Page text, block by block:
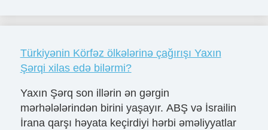
Türkiyənin Körfəz ölkələrinə çağırışı Yaxın
Şərqi xilas edə bilərmi?
Yaxın Şərq son illərin ən gərgin
mərhələlərindən birini yaşayır. ABŞ və İsrailin
İrana qarşı həyata keçirdiyi hərbi əməliyyatlar